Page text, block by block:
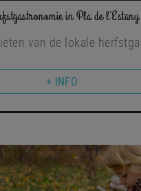
in Pla de l’Estany
van de lokale
+ INFO